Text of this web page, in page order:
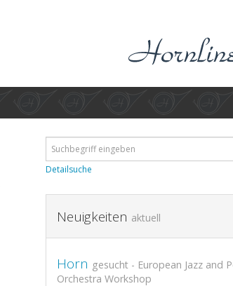
Detailsuche
Neuigkeiten aktuell
Horn gesucht - European Jazz and
Orchestra Workshop